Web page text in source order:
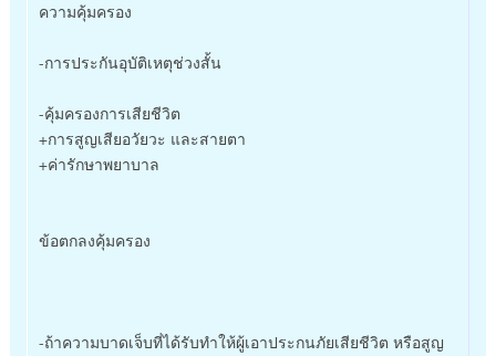
ความคุ้มครอง
-การประกันอุบัติเหตุช่วงสั้น
-คุ้มครองการเสียชีวิต
+การสูญเสียอวัยวะ และสายตา
+ค่ารักษาพยาบาล
ข้อตกลงคุ้มครอง
-ถ้าความบาดเจ็บที่ได้รับทำให้ผู้เอาประกนภัยเสียชีวิต หรือสูญ